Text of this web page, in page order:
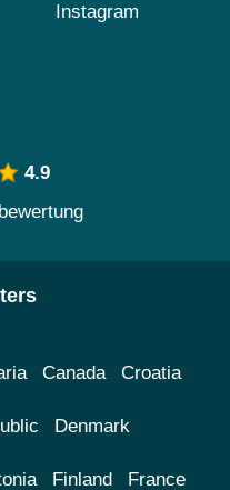
Instagram
4.9
Canada Croatia
Denmark
Finland France